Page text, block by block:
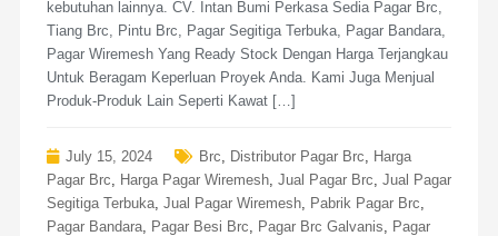
kebutuhan lainnya. CV. Intan Bumi Perkasa Sedia Pagar Brc,
Tiang Brc, Pintu Brc, Pagar Segitiga Terbuka, Pagar Bandara,
Pagar Wiremesh Yang Ready Stock Dengan Harga Terjangkau
Untuk Beragam Keperluan Proyek Anda. Kami Juga Menjual
Produk-Produk Lain Seperti Kawat […]
July 15, 2024 Brc Distributor Pagar Brc
Harga
Pagar Brc
Harga Pagar Wiremesh, Jual Pagar Brc Jual Pagar
Segitiga Terbuka, Jual Pagar Wiremesh, Pabrik Pagar Brc
Pagar Bandara, Pagar Besi Brc Pagar Brc Galvanis
Pagar